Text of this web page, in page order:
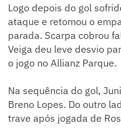
Logo depois do gol
ataque e retomou o
parada. Scarpa cobrou
Veiga deu leve desvio
o jogo no Allianz Parque.
Na sequência do gol,
Breno Lopes. Do outro
trave após jogada de